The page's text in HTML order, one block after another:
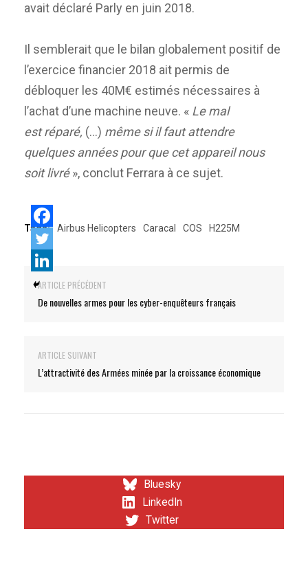
avait déclaré Parly en juin 2018.
Il semblerait que le bilan globalement positif de
l’exercice financier 2018 ait permis de
débloquer les 40M€ estimés nécessaires à
l’achat d’une machine neuve. « Le mal
est réparé, (…) même si il faut attendre
quelques années pour que cet appareil nous
soit livré», conclut Ferrara à ce sujet.
Tags: Airbus Helicopters Caracal COS H225M
ARTICLE PRÉCÉDENT
De nouvelles armes pour les cyber-enquêteurs français
ARTICLE SUIVANT
L’attractivité des Armées minée par la croissance économique
Bluesky
LinkedIn
Twitter